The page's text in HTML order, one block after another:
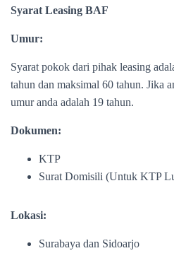
Syarat Leasing BAF
Umur:
Syarat pokok dari pihak leasing
tahun dan maksimal 60 tahun. Jika
umur anda adalah 19 tahun.
Dokumen:
KTP
Surat Domisili (Untuk KTP
Lokasi:
Surabaya dan Sidoarjo